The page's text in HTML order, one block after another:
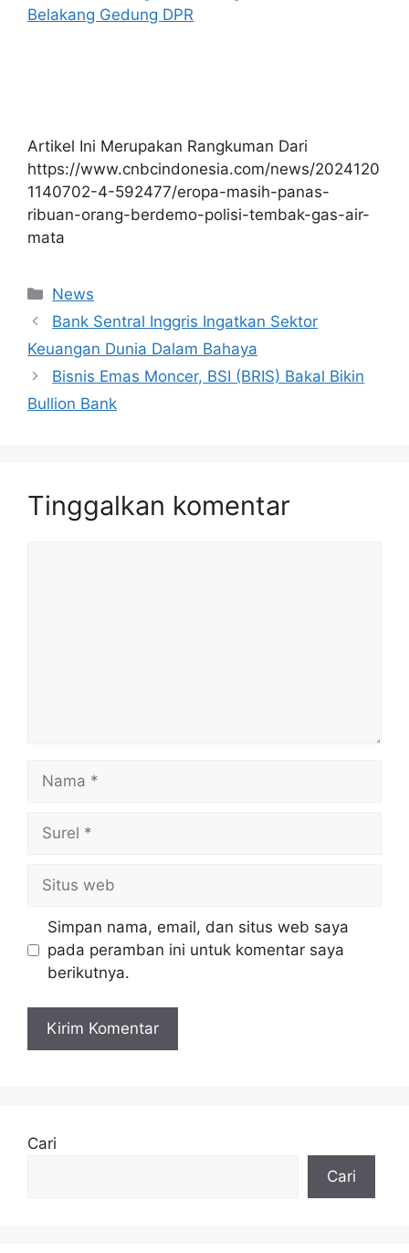
Belakang Gedung DPR
Artikel Ini Merupakan Rangkuman Dari
https://www.cnbcindonesia.com/news/2024120
1140702-4-592477/eropa-masih-panas-
ribuan-orang-berdemo-polisi-tembak-gas-air-
mata
Kategori
News
Bank Sentral Inggris Ingatkan Sektor
Keuangan Dunia Dalam Bahaya
Bisnis Emas Moncer, BSI (BRIS) Bakal Bikin
Bullion Bank
Tinggalkan komentar
web
Simpan nama, email, dan situs web saya
pada peramban ini untuk komentar saya
berikutnya.
Cari
Cari